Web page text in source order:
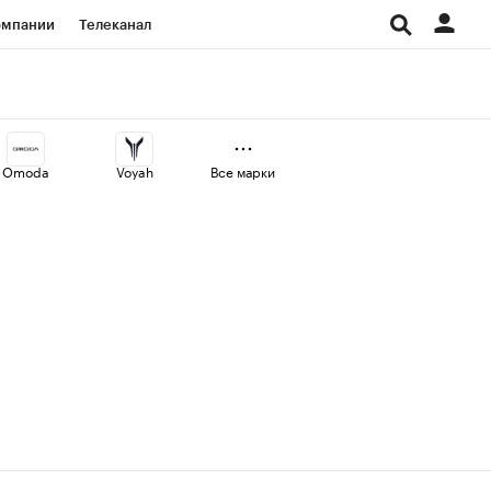
Телеканал
Проверка контрагентов
Omoda Voyah Все марки